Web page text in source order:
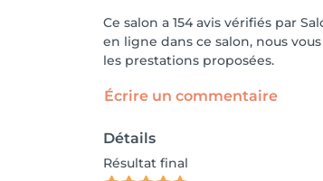
Ce salon a 154 avis vérifiés par
en ligne dans ce salon, nous
les prestations proposées.
Écrire un commentaire
Détails
Résultat final